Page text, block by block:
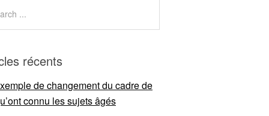
récents
de changement du cadre de
connu les sujets âgés